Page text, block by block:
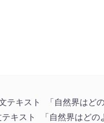
テキスト 「自然界はど
テキスト 「自然界はどの